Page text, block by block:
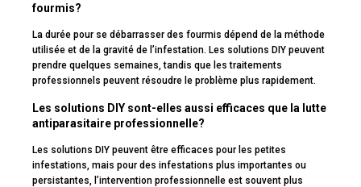
fourmis?
La durée pour se débarrasser des fourmis dépend de la méthode
utilisée et de la gravité de l’infestation. Les solutions DIY peuvent
prendre quelques semaines, tandis que les traitements
professionnels peuvent résoudre le problème plus rapidement.
Les solutions DIY sont-elles aussi efficaces que la lutte
antiparasitaire professionnelle?
Les solutions DIY peuvent être efficaces pour les petites
infestations, mais pour des infestations plus importantes ou
persistantes, l’intervention professionnelle est souvent plus